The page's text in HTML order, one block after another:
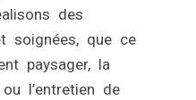
des
soignées, que ce
paysager, la
l’entretien de